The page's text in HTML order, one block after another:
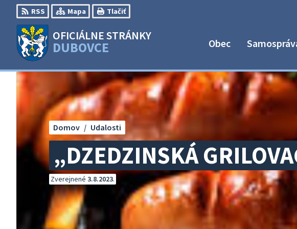
Preskočiť
na
obsah
RSS Mapa Tlačiť
OFICIÁLNE STRÁNKY
DUBOVCE Obec
„DZEDZINSKÁ
Domov Udalosti
Zverejnené 3.8.2023.